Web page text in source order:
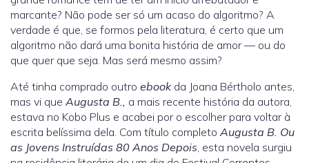
marcante? Não pode ser só um acaso do algoritmo? A
verdade é que, se formos pela literatura, é certo que um
algoritmo não dará uma bonita história de amor — ou do
que quer que seja. Mas será mesmo assim?
Até tinha comprado outro ebookda Joana Bértholo antes,
mas vi que Augusta B., a mais recente história da autora,
estava no Kobo Plus e acabei por o escolher para voltar à
escrita belíssima dela. Com título completo Augusta B. Ou
as Jovens Instruídas 80 Anos Depois, esta novela surgiu